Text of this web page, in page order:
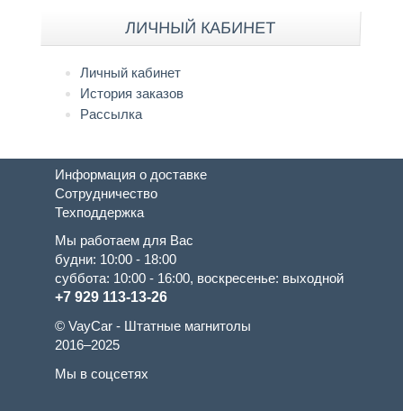
ЛИЧНЫЙ КАБИНЕТ
Личный кабинет
История заказов
Рассылка
Информация о доставке
Сотрудничество
Техподдержка
Мы работаем для Вас
будни: 10:00 - 18:00
суббота: 10:00 - 16:00, воскресенье: выходной
+7 929 113-13-26
© VayCar - Штатные магнитолы
2016–2025
Мы в соцсетях